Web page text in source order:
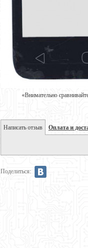
«Внимательно
Написать отзыв Оплата и
Поделиться: